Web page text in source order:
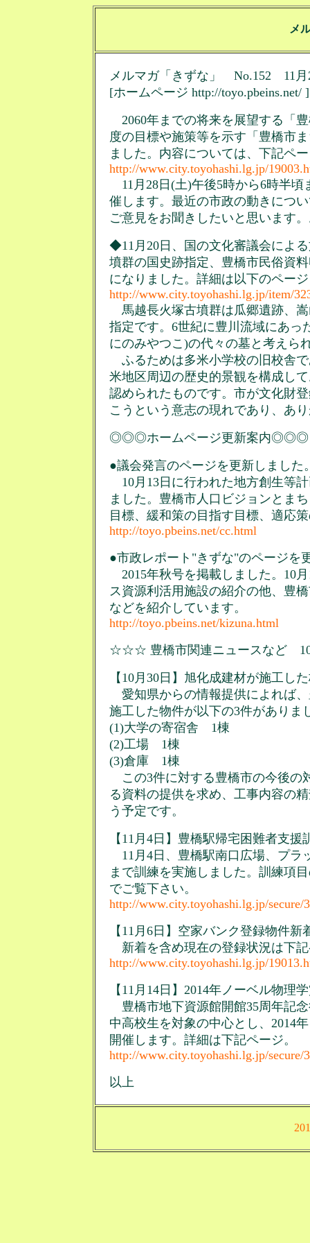
メ
メルマガ「きずな」 No.152 11月
[ホームページ http://toyo.pbeins.net/ ]
2060年までの将来を展望する「
度の目標や施策等を示す「豊橋市
ました。内容については、下記ペ
http://www.city.toyohashi.lg.jp/
11月28日(土)午後5時から6時半
催します。最近の市政の動きにつ
ご意見をお聞きしたいと思います
◆11月20日、国の文化審議会によ
墳群の国史跡指定、豊橋市民俗資
になりました。詳細は以下のペー
http://www.city.toyohashi.lg.jp/item/
馬越長火塚古墳群は瓜郷遺跡、
指定です。6世紀に豊川流域にあっ
にのみやつこ)の代々の墓と考えら
ふるためは多米小学校の旧校舎
米地区周辺の歴史的景観を構成し
認められたものです。市が文化財
こうという意志の現れであり、あ
◎◎◎ホームページ更新案内◎◎◎
●議会発言のページを更新しました
10月13日に行われた地方創生等
ました。豊橋市人口ビジョンとま
目標、緩和策の目指す目標、適応
http://toyo.pbeins.net/cc.html
●市政レポート"きずな"のページを
2015年秋号を掲載しました。10
ス資源利活用施設の紹介の他、豊
などを紹介しています。
http://toyo.pbeins.net/kizuna.html
☆☆☆ 豊橋市関連ニュースなど
【10月30日】旭化成建材が施工し
愛知県からの情報提供によれば
施工した物件が以下の3件がありま
(1)大学の寄宿舎 1棟
(2)工場 1棟
(3)倉庫 1棟
この3件に対する豊橋市の今後の
る資料の提供を求め、工事内容の
う予定です。
【11月4日】豊橋駅帰宅困難者支
11月4日、豊橋駅南口広場、プラ
まで訓練を実施しました。訓練項
でご覧下さい。
http://www.city.toyohashi.lg.jp/secure/
【11月6日】空家バンク登録物件新
新着を含め現在の登録状況は下
http://www.city.toyohashi.lg.jp/
【11月14日】2014年ノーベル物理
豊橋市地下資源館開館35周年記
中高校生を対象の中心とし、2014
開催します。詳細は下記ページ。
http://www.city.toyohashi.lg.jp/secure/
以上